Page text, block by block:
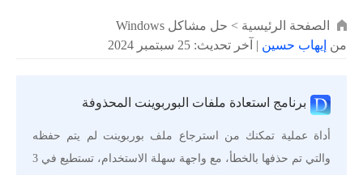
الصفحة الرئيسية > حل مشاكل Windows
من إيهاب حسين | آخر تحديث: 25 سبتمبر 2024
برنامج استعادة ملفات البوربوينت المحذوفة
أداة عملية تمكنك من استرجاع ملف بوربوينت لم يتم حفظه
والتي تم حذفها بالخطأ، مع واجهة سهلة الاستخدام، تستطيع في 3